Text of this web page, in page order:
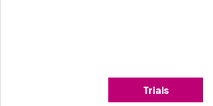
Trials